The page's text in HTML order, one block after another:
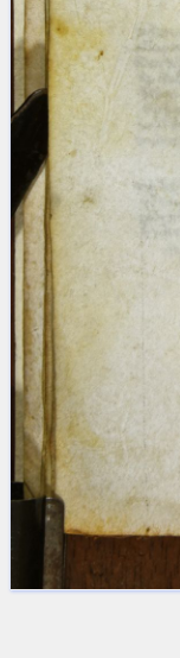
Licenses